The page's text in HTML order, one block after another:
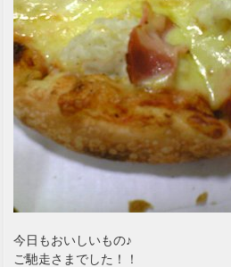
今日もおいしいもの♪
ご馳走さまでした！！